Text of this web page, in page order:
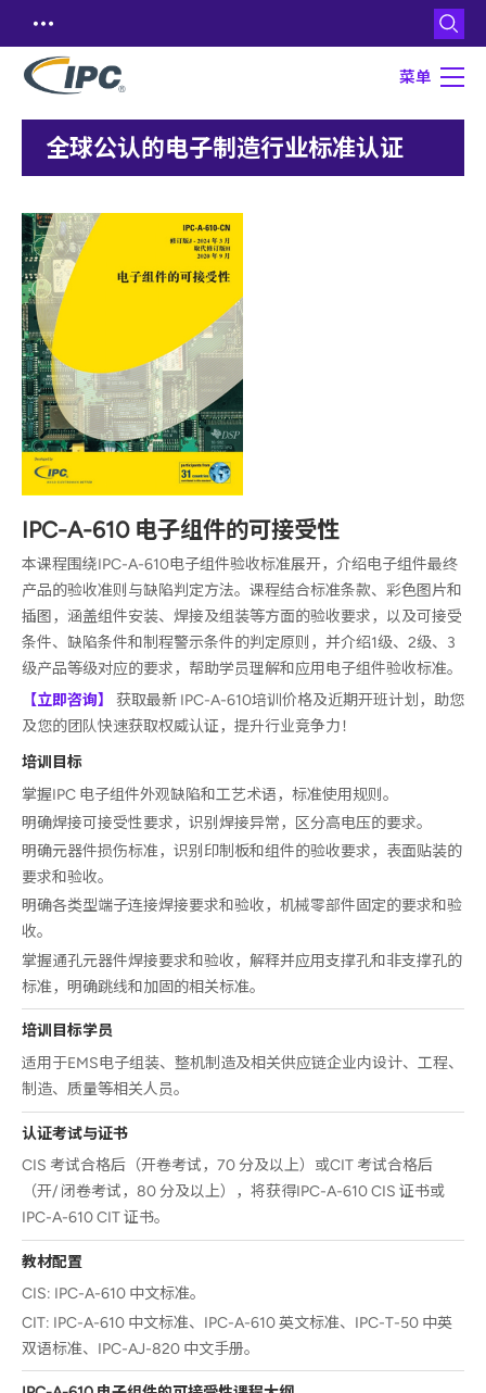
菜单
全球公认的电子制造行业标准认证
IPC-A-610 电子组件的可接受性
本课程围绕IPC-A-610电子组件验收标准展开，介绍电子组件最终
产品的验收准则与缺陷判定方法。课程结合标准条款、彩色图片和
插图，涵盖组件安装、焊接及组装等方面的验收要求，以及可接受
条件、缺陷条件和制程警示条件的判定原则，并介绍1级、2级、3
级产品等级对应的要求，帮助学员理解和应用电子组件验收标准。
【立即咨询】
获取最新 IPC-A-610培训价格及近期开班计划，助您
及您的团队快速获取权威认证，提升行业竞争力！
培训目标
掌握IPC 电子组件外观缺陷和工艺术语，标准使用规则。
明确焊接可接受性要求，识别焊接异常，区分高电压的要求。
明确元器件损伤标准，识别印制板和组件的验收要求，表面贴装的
要求和验收。
明确各类型端子连接焊接要求和验收，机械零部件固定的要求和验
收。
掌握通孔元器件焊接要求和验收，解释并应用支撑孔和非支撑孔的
标准，明确跳线和加固的相关标准。
培训目标学员
适用于EMS电子组装、整机制造及相关供应链企业内设计、工程、
制造、质量等相关人员。
认证考试与证书
CIS 考试合格后（开卷考试，70 分及以上）或CIT 考试合格后
（开/ 闭卷考试，80 分及以上），将获得IPC-A-610 CIS 证书或
IPC-A-610 CIT 证书。
教材配置
CIS: IPC-A-610 中文标准。
CIT: IPC-A-610 中文标准、IPC-A-610 英文标准、IPC-T-50 中英
双语标准、IPC-AJ-820 中文手册。